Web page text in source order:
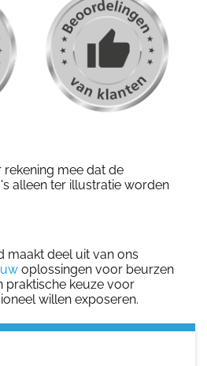
mee dat de
alleen ter illustratie worden
maakt deel uit van ons
oplossingen voor beurzen
praktische keuze voor
willen exposeren.